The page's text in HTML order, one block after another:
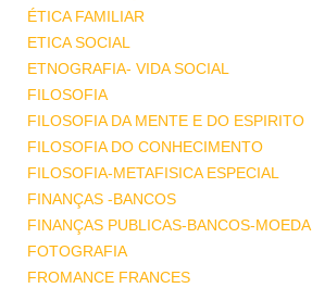
ÉTICA FAMILIAR
ETICA SOCIAL
ETNOGRAFIA- VIDA SOCIAL
FILOSOFIA
FILOSOFIA DA MENTE E DO ESPIRITO
FILOSOFIA DO CONHECIMENTO
FILOSOFIA-METAFISICA ESPECIAL
FINANÇAS -BANCOS
FINANÇAS PUBLICAS-BANCOS-MOEDA
FOTOGRAFIA
FROMANCE FRANCES